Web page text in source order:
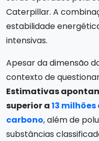
Caterpillar. A
estabilidade
intensivas.
Apesar da dimensão
contexto de
Estimativas
superior a13
carbono, além de
substâncias